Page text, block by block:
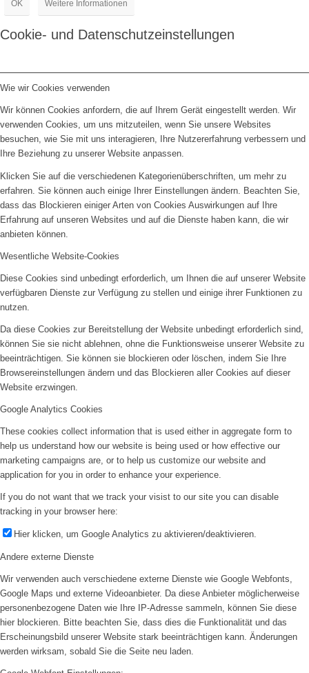
OK Weitere Informationen
Cookie- und Datenschutzeinstellungen
Wie wir Cookies verwenden
Wir können Cookies anfordern, die auf Ihrem Gerät eingestellt werden. Wir
verwenden Cookies, um uns mitzuteilen, wenn Sie unsere Websites
besuchen, wie Sie mit uns interagieren, Ihre Nutzererfahrung verbessern und
Ihre Beziehung zu unserer Website anpassen.
Klicken Sie auf die verschiedenen Kategorienüberschriften, um mehr zu
erfahren. Sie können auch einige Ihrer Einstellungen ändern. Beachten Sie,
dass das Blockieren einiger Arten von Cookies Auswirkungen auf Ihre
Erfahrung auf unseren Websites und auf die Dienste haben kann, die wir
anbieten können.
Wesentliche Website-Cookies
Diese Cookies sind unbedingt erforderlich, um Ihnen die auf unserer Website
verfügbaren Dienste zur Verfügung zu stellen und einige ihrer Funktionen zu
nutzen.
Da diese Cookies zur Bereitstellung der Website unbedingt erforderlich sind,
können Sie sie nicht ablehnen, ohne die Funktionsweise unserer Website zu
beeinträchtigen. Sie können sie blockieren oder löschen, indem Sie Ihre
Browsereinstellungen ändern und das Blockieren aller Cookies auf dieser
Website erzwingen.
Google Analytics Cookies
These cookies collect information that is used either in aggregate form to
help us understand how our website is being used or how effective our
marketing campaigns are, or to help us customize our website and
application for you in order to enhance your experience.
If you do not want that we track your visist to our site you can disable
tracking in your browser here:
Hier klicken, um Google Analytics zu aktivieren/deaktivieren.
Andere externe Dienste
Wir verwenden auch verschiedene externe Dienste wie Google Webfonts,
Google Maps und externe Videoanbieter. Da diese Anbieter möglicherweise
personenbezogene Daten wie Ihre IP-Adresse sammeln, können Sie diese
hier blockieren. Bitte beachten Sie, dass dies die Funktionalität und das
Erscheinungsbild unserer Website stark beeinträchtigen kann. Änderungen
werden wirksam, sobald Sie die Seite neu laden.